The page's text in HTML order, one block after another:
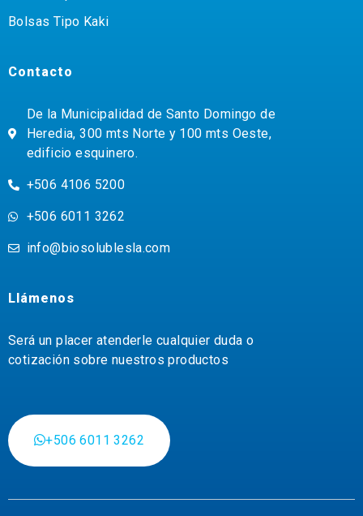
Bolsas Tipo Kaki
Contacto
De la Municipalidad de Santo Domingo de
Heredia, 300 mts Norte y 100 mts Oeste,
edificio esquinero.
+506 4106 5200
+506 6011 3262
info@biosolublesla.com
Llámenos
Será un placer atenderle cualquier duda o
cotización sobre nuestros productos
+506 6011 3262